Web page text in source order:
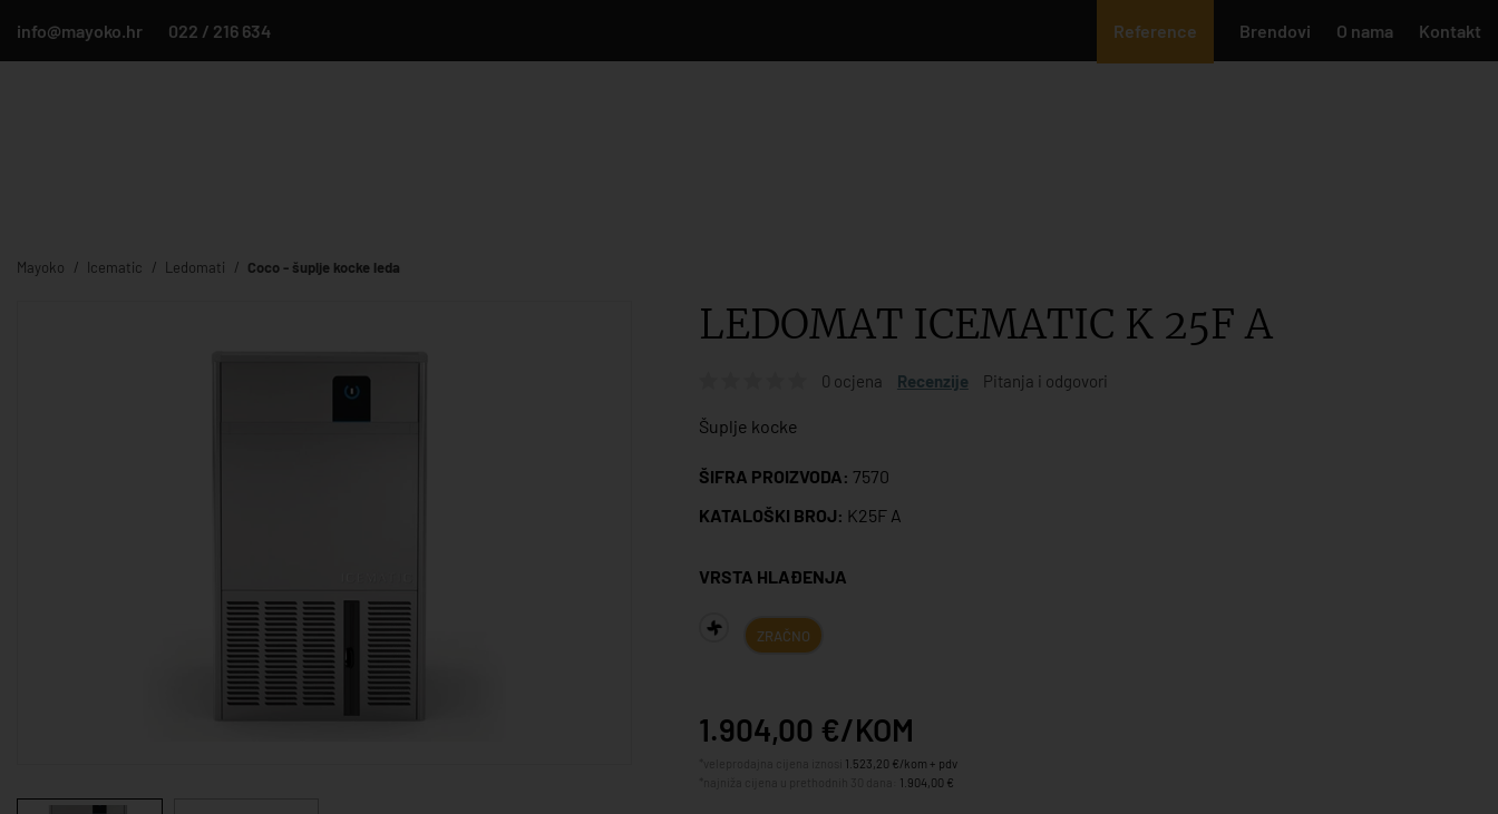
info@mayoko.hr 022 / 216 634 Reference Brendovi O nama Kontakt
Mayoko Icematic Ledomati Coco - šuplje kocke leda
LEDOMAT ICEMATIC K 25F A
0 ocjena Recenzije Pitanja i odgovori
Šuplje kocke
ŠIFRA PROIZVODA: 7570
KATALOŠKI BROJ: K25F A
VRSTA HLAĐENJA
ZRAČNO
1.904,00 €/KOM
1.523,20 €/kom + pdv
1.904,00 €